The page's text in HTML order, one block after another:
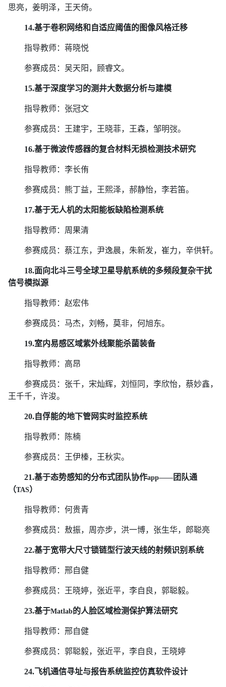
思亮，姜明泽，王天倚。
14.基于卷积网络和自适应阈值的图像风格迁移
指导教师：蒋晓悦
参赛成员：吴天阳，顾睿文。
15.基于深度学习的测井大数据分析与建模
指导教师：张冠文
参赛成员：王建宇，王晓菲，王森，邹明弢。
16.基于微波传感器的复合材料无损检测技术研究
指导教师：李长侑
参赛成员：熊丁益，王熙泽，郝静怡，李若笛。
17.基于无人机的太阳能板缺陷检测系统
指导教师：周果清
参赛成员：蔡江东，尹逸晨，朱新发，崔力，辛供轩。
18.面向北斗三号全球卫星导航系统的多频段复杂干扰
信号模拟源
指导教师：赵宏伟
参赛成员：马杰，刘畅，莫非，何旭东。
19.室内易感区域紫外线聚能杀菌装备
指导教师：高昂
参赛成员：张千，宋灿辉，刘恒同，李欣怡，蔡妙鑫，
王千千，许浚。
20.自俘能的地下管网实时监控系统
指导教师：陈楠
参赛成员：王伊榛，王秋实。
21.基于态势感知的分布式团队协作app—— 团队通
（TAS）
指导教师：何贵青
参赛成员：敖振，周亦步，洪一博，张生华，郎聪亮
22.基于宽带大尺寸锁链型行波天线的射频识别系统
指导教师：邢自健
参赛成员：王晓婷，张近平，李自良，郭聪毅。
23.基于Matlab的人脸区域检测保护算法研究
指导教师：邢自健
参赛成员：郭聪毅，张近平，李自良，王晓婷
24.飞机通信寻址与报告系统监控仿真软件设计